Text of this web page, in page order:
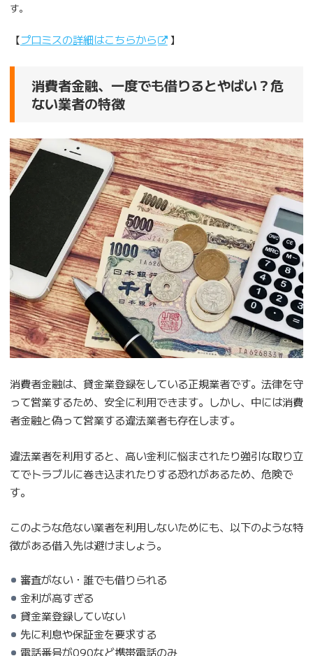
す。
【プロミスの詳細はこちらから 】
消費者金融、一度でも借りるとやばい？危
ない業者の特徴
消費者金融は、貸金業登録をしている正規業者です。法律を守
って営業するため、安全に利用できます。しかし、中には消費
者金融と偽って営業する違法業者も存在します。
違法業者を利用すると、高い金利に悩まされたり強引な取り立
てでトラブルに巻き込まれたりする恐れがあるため、危険で
す。
このような危ない業者を利用しないためにも、以下のような特
徴がある借入先は避けましょう。
審査がない・誰でも借りられる
金利が高すぎる
貸金業登録していない
先に利息や保証金を要求する
電話番号が090など携帯電話のみ